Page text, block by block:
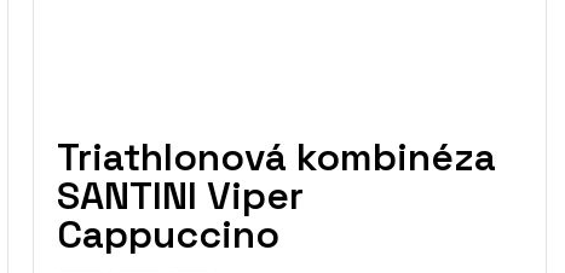
Triathlonová kombinéza
SANTINI Viper
Cappuccino